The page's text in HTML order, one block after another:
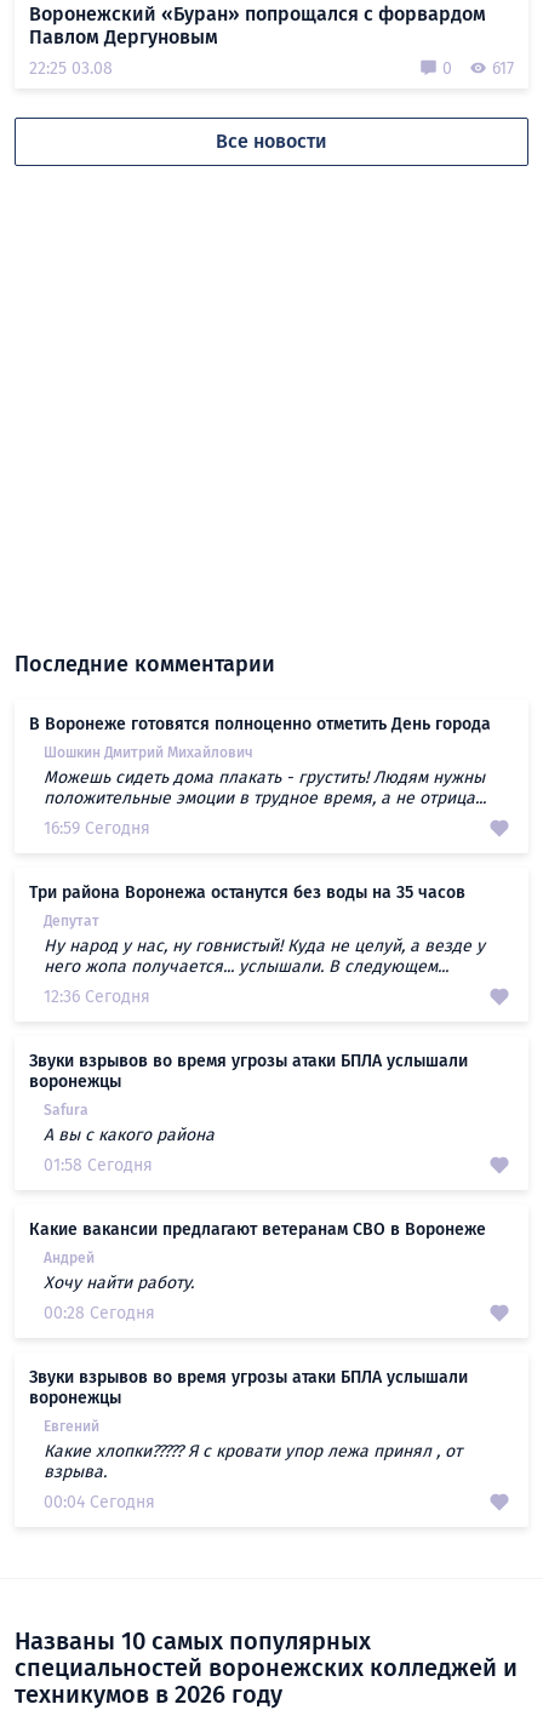
Воронежский «Буран» попрощался с форвардом
Павлом Дергуновым
22:25 03.08 0 617
Все новости
Последние комментарии
В Воронеже готовятся полноценно отметить День города
Шошкин Дмитрий Михайлович
Можешь сидеть дома плакать - грустить! Людям нужны
положительные эмоции в трудное время, а не отрица...
16:59 Сегодня
Три района Воронежа останутся без воды на 35 часов
Депутат
Ну народ у нас, ну говнистый! Куда не целуй, а везде у
него жопа получается... услышали. В следующем...
12:36 Сегодня
Звуки взрывов во время угрозы атаки БПЛА услышали
воронежцы
Safura
А вы с какого района
01:58 Сегодня
Какие вакансии предлагают ветеранам СВО в Воронеже
Андрей
Хочу найти работу.
00:28 Сегодня
Звуки взрывов во время угрозы атаки БПЛА услышали
воронежцы
Евгений
Какие хлопки????? Я с кровати упор лежа принял , от
взрыва.
00:04 Сегодня
Названы 10 самых популярных
специальностей воронежских колледжей и
техникумов в 2026 году